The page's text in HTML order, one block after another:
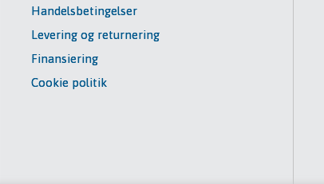
Handelsbetingelser
Levering og returnering
Finansiering
Cookie politik